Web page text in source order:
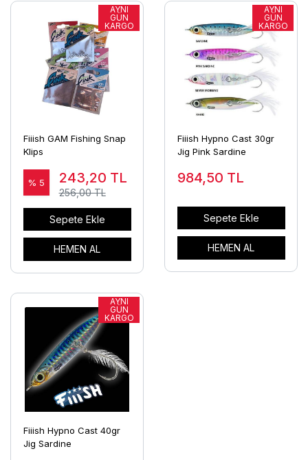
Fiiish GAM Fishing Snap
Klips
% 5 243,20 TL
256,00 TL
Sepete Ekle
HEMEN AL
Fiiish Hypno Cast 30gr
Jig Pink Sardine
984,50 TL
Sepete Ekle
HEMEN AL
Fiiish Hypno Cast 40gr
Jig Sardine